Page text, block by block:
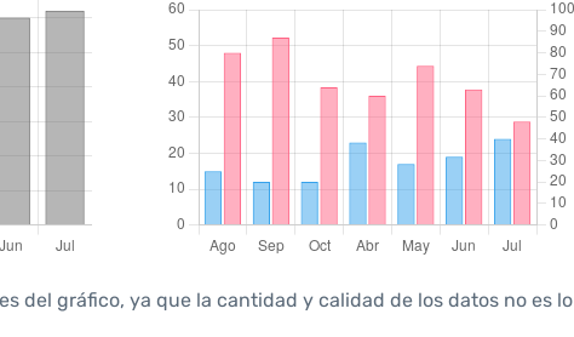
del gráfico, ya que la cantidad y calidad de los datos no es lo